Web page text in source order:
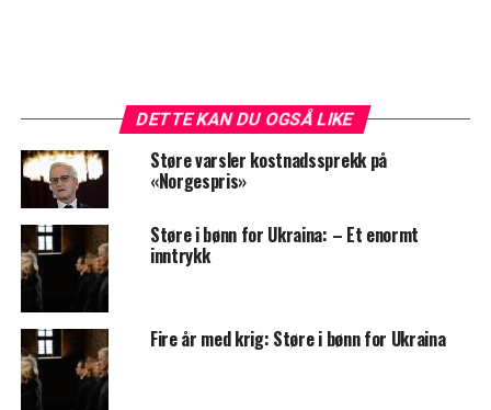
DETTE KAN DU OGSÅ LIKE
Støre varsler kostnadssprekk på
«Norgespris»
Støre i bønn for Ukraina: – Et enormt
inntrykk
Fire år med krig: Støre i bønn for Ukraina